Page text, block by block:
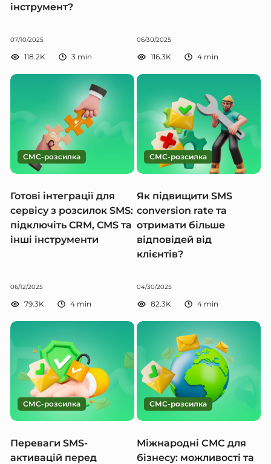
інструмент?
07/10/2025
118.2K 3 min
06/30/2025
116.3K 4 min
СМС-розсилка
Готові інтеграції для
сервісу з розсилок SMS:
підключіть CRM, CMS та
інші інструменти
06/12/2025
79.3K 4 min
СМС-розсилка
Як підвищити SMS
conversion rate та
отримати більше
відповідей від
клієнтів?
04/30/2025
82.3K 4 min
СМС-розсилка
Переваги SMS-
активацій перед
СМС-розсилка
Міжнародні СМС для
бізнесу: можливості та